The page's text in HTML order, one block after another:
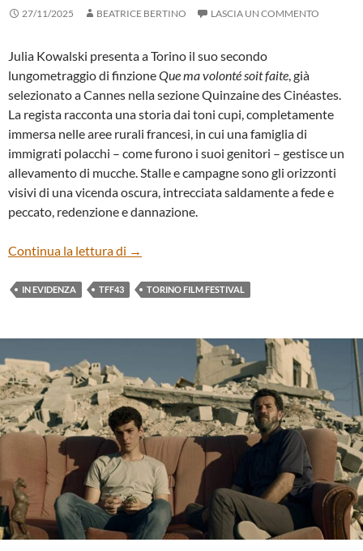
27/11/2025 BEATRICE BERTINO LASCIA UN COMMENTO
Julia Kowalski presenta a Torino il suo secondo
lungometraggio di finzioneQue ma volonté soit faite, già
selezionato a Cannes nella sezione Quinzaine des Cinéastes.
La regista racconta una storia dai toni cupi, completamente
immersa nelle aree rurali francesi, in cui una famiglia di
immigrati polacchi – come furono i suoi genitori – gestisce un
allevamento di mucche. Stalle e campagne sono gli orizzonti
visivi di una vicenda oscura, intrecciata saldamente a fede e
peccato, redenzione e dannazione.
Continua la lettura di “QUE MA VOLONTÉ SOIT FAITE” DI
→
IN EVIDENZA TFF43 TORINO FILM FESTIVAL